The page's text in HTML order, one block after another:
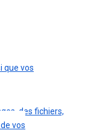
que vos
des fichiers,
vos